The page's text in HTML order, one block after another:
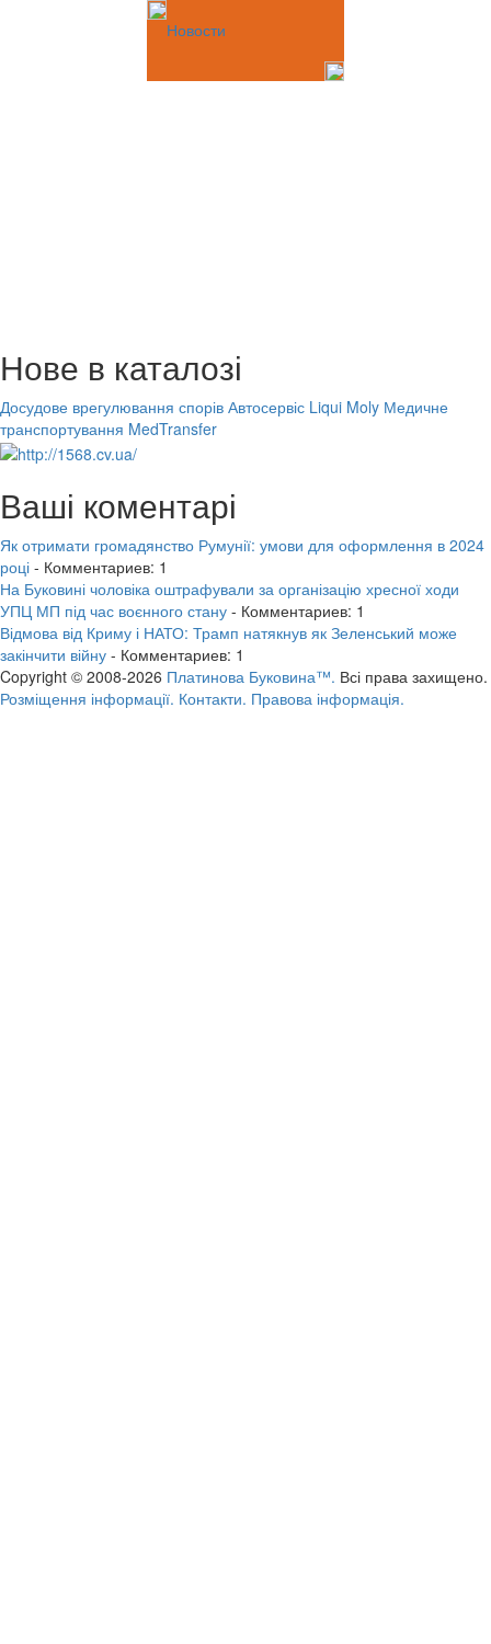
Новости
Нове в каталозі
Досудове врегулювання спорів Автосервіс Liqui Moly Медичне
транспортування MedTransfer
Ваші коментарі
Як отримати громадянство Румунії: умови для оформлення в 2024
році - Комментариев: 1
На Буковині чоловіка оштрафували за організацію хресної ходи
УПЦ МП під час воєнного стану - Комментариев: 1
Відмова від Криму і НАТО: Трамп натякнув як Зеленський може
закінчити війну - Комментариев: 1
Copyright © 2008-2026 Платинова Буковина™. Всі права захищено.
Розміщення інформації. Контакти. Правова інформація.